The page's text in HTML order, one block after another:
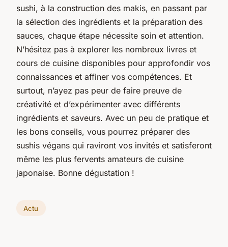
sushi, à la construction des makis, en passant par
la sélection des ingrédients et la préparation des
sauces, chaque étape nécessite soin et attention.
N’hésitez pas à explorer les nombreux livres et
cours de cuisine disponibles pour approfondir vos
connaissances et affiner vos compétences. Et
surtout, n’ayez pas peur de faire preuve de
créativité et d’expérimenter avec différents
ingrédients et saveurs. Avec un peu de pratique et
les bons conseils, vous pourrez préparer des
sushis végans qui raviront vos invités et satisferont
même les plus fervents amateurs de cuisine
japonaise. Bonne dégustation !
Actu